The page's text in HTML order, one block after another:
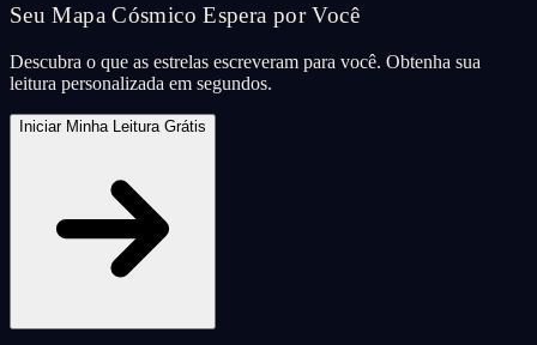
Seu Mapa Cósmico Espera por Você
Descubra o que as estrelas escreveram para você. Obtenha sua
leitura personalizada em segundos.
Iniciar Minha Leitura Grátis